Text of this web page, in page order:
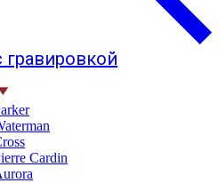
Cardin